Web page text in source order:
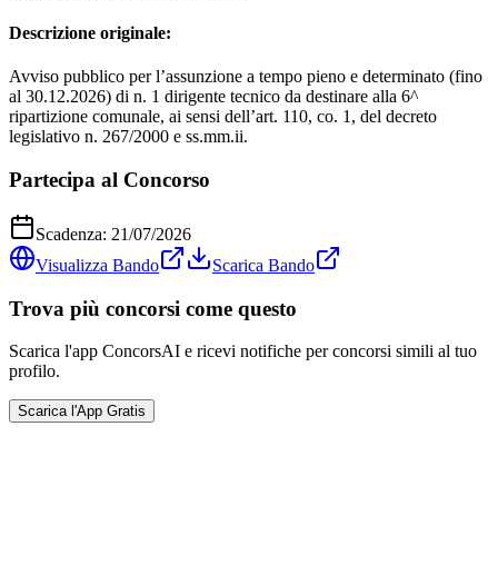
Descrizione originale:
Avviso pubblico per l’assunzione a tempo pieno e determinato (fino
al 30.12.2026) di n. 1 dirigente tecnico da destinare alla 6^
ripartizione comunale, ai sensi dell’art. 110, co. 1, del decreto
legislativo n. 267/2000 e ss.mm.ii.
Partecipa al Concorso
Scadenza: 21/07/2026
Visualizza Bando
Scarica Bando
Trova più concorsi come questo
Scarica l'app ConcorsAI e ricevi notifiche per concorsi simili al tuo
profilo.
Scarica l'App Gratis